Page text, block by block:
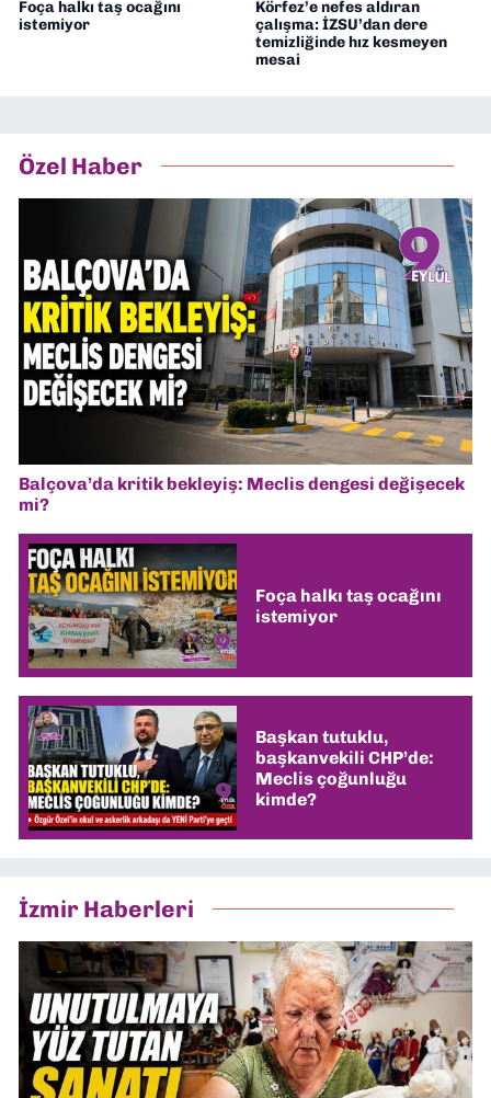
Foça halkı taş ocağını
istemiyor
Körfez’e nefes aldıran
çalışma: İZSU’dan dere
temizliğinde hız kesmeyen
mesai
Özel Haber
Balçova’da kritik bekleyiş: Meclis dengesi değişecek
mi?
Foça halkı taş ocağını
istemiyor
Başkan tutuklu,
başkanvekili CHP’de:
Meclis çoğunluğu
kimde?
İzmir Haberleri